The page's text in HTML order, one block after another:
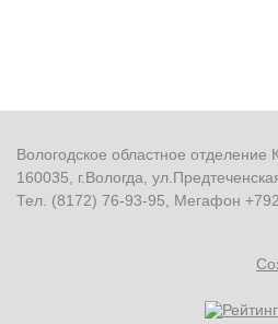
Вологодское областное отделение
160035, г.Вологда,
Тел. (8172) 76-93-95, Мегафон